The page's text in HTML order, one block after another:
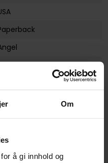
Om
å gi innhold og
BechkoogJoss
Horse Comics
18.01.2018